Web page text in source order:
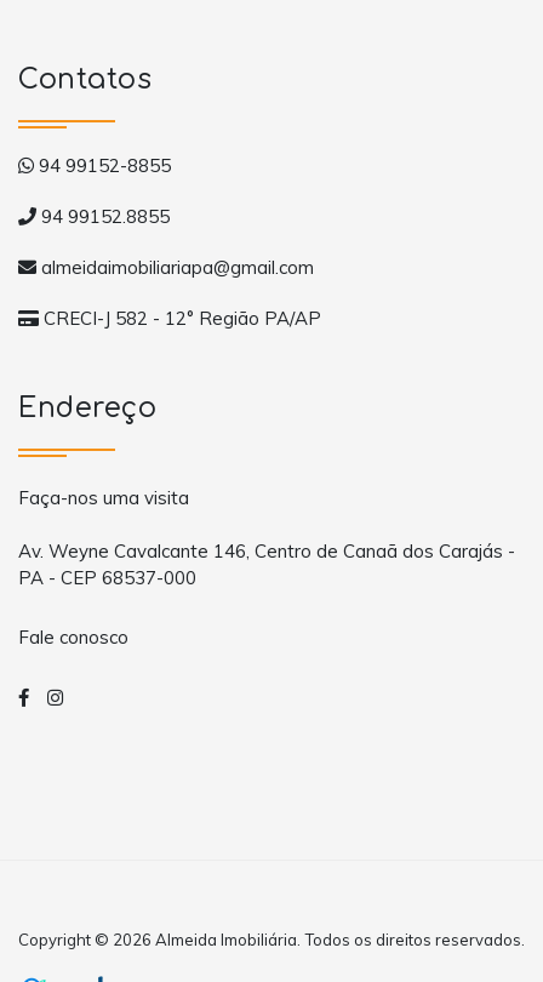
Contatos
94 99152-8855
94 99152.8855
almeidaimobiliariapa@gmail.com
CRECI-J 582 - 12° Região PA/AP
Endereço
Faça-nos uma visita
Av. Weyne Cavalcante 146, Centro de Canaã dos Carajás -
PA - CEP 68537-000
Fale conosco
Copyright © 2026 Almeida Imobiliária. Todos os direitos reservados.